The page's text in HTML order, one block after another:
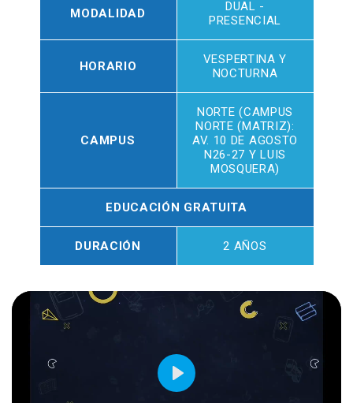
MODALIDAD
DUAL -
PRESENCIAL
HORARIO
VESPERTINA Y
NOCTURNA
CAMPUS
NORTE (CAMPUS
NORTE (MATRIZ):
AV. 10 DE AGOSTO
N26-27 Y LUIS
MOSQUERA)
EDUCACIÓN GRATUITA
DURACIÓN 2 AÑOS
Play